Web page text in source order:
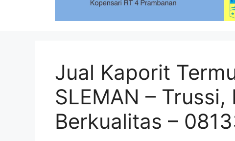
Jual Kaporit
SLEMAN – Trussi,
Berkualitas –